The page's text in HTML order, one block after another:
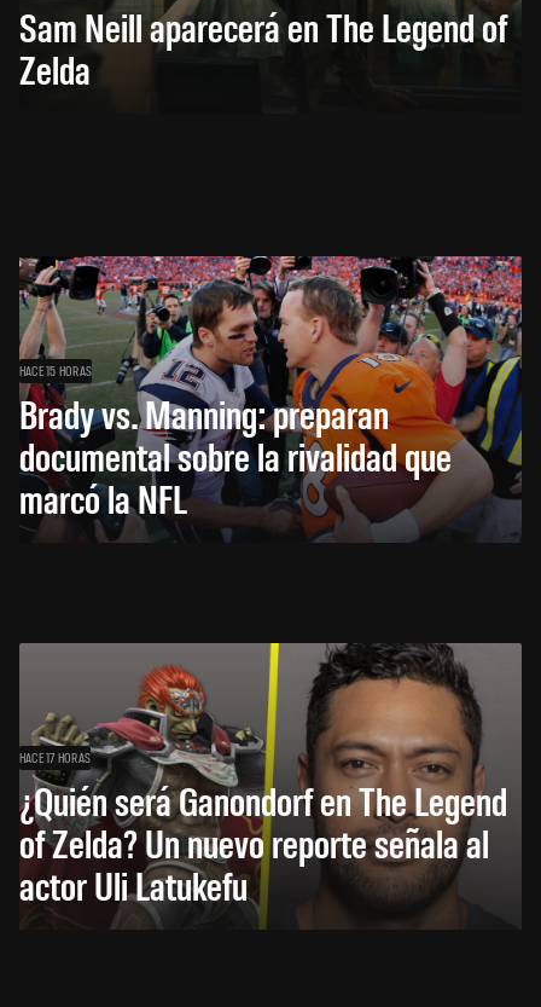
Sam Neill aparecerá en The Legend of
Zelda
HACE 15 HORAS
Brady vs. Manning: preparan
documental sobre la rivalidad que
marcó la NFL
HACE 17 HORAS
¿Quién será Ganondorf en The Legend
of Zelda? Un nuevo reporte señala al
actor Uli Latukefu